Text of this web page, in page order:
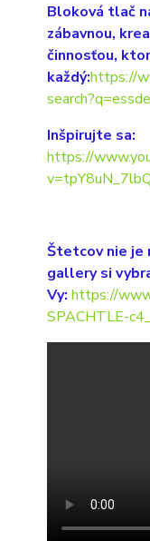
Bloková tlač
zábavnou,
činnosťou,
každý:https://
Inšpirujte sa:
https://
Štetcov nie je
gallery si
Vy: https://
SPACHTLE-